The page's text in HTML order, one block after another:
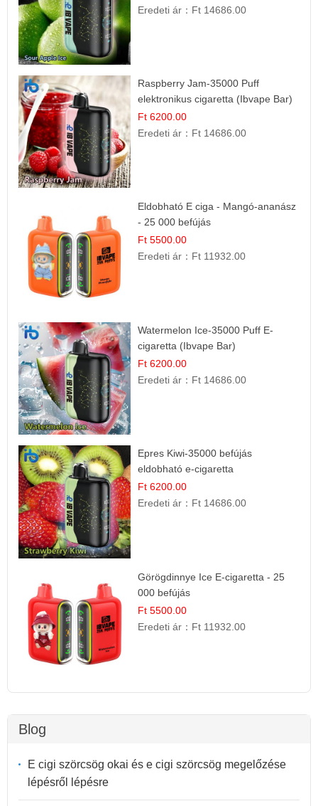
Eredeti ár： Ft 14686.00
Raspberry Jam-35000 Puff
elektronikus cigaretta (Ibvape Bar)
Ft 6200.00
Eredeti ár： Ft 14686.00
Eldobható E ciga - Mangó-ananász
- 25 000 befújás
Ft 5500.00
Eredeti ár： Ft 11932.00
Watermelon Ice-35000 Puff E-
cigaretta (Ibvape Bar)
Ft 6200.00
Eredeti ár： Ft 14686.00
Epres Kiwi-35000 befújás
eldobható e-cigaretta
Ft 6200.00
Eredeti ár： Ft 14686.00
Görögdinnye Ice E-cigaretta - 25
000 befújás
Ft 5500.00
Eredeti ár： Ft 11932.00
Blog
E cigi szörcsög okai és e cigi szörcsög megelőzése
lépésről lépésre